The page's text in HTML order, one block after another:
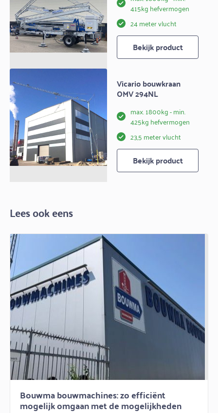
415kg hefvermogen
24 meter vlucht
Bekijk product
Vicario bouwkraan
OMV 294NL
max. 1800kg - min.
425kg hefvermogen
23,5 meter vlucht
Bekijk product
Lees ook eens
Bouwma bouwmachines: zo efficiënt
mogelijk omgaan met de mogelijkheden